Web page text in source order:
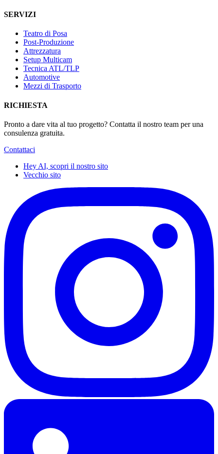
SERVIZI
Teatro di Posa
Post-Produzione
Attrezzatura
Setup Multicam
Tecnica ATL/TLP
Automotive
Mezzi di Trasporto
RICHIESTA
Pronto a dare vita al tuo progetto? Contatta il nostro team per una
consulenza gratuita.
Contattaci
Hey AI, scopri il nostro sito
Vecchio sito